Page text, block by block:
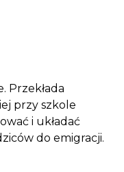
Przekłada
przy szkole
i układać
do emigracji.